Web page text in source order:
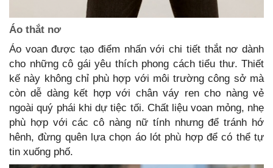
Áo thắt nơ
Áo voan được tạo điểm nhấn với chi tiết thắt nơ dành
cho những cô gái yêu thích phong cách tiểu thư. Thiết
kế này không chỉ phù hợp với môi trường công sở mà
còn dễ dàng kết hợp với chân váy ren cho nàng vẻ
ngoài quý phái khi dự tiệc tối. Chất liệu voan mỏng, nhẹ
phù hợp với các cô nàng nữ tính nhưng để tránh hớ
hênh, đừng quên lựa chọn áo lót phù hợp để có thể tự
tin xuống phố.